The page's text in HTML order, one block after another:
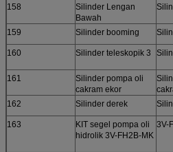
158
Silinder Lengan
Bawah
159
Silinder booming
160 Silinder teleskopik 3
161
Silinder pompa oli
cakram ekor
162
Silinder derek
163
KIT segel pompa oli
hidrolik 3V-FH2B-MK
3V-